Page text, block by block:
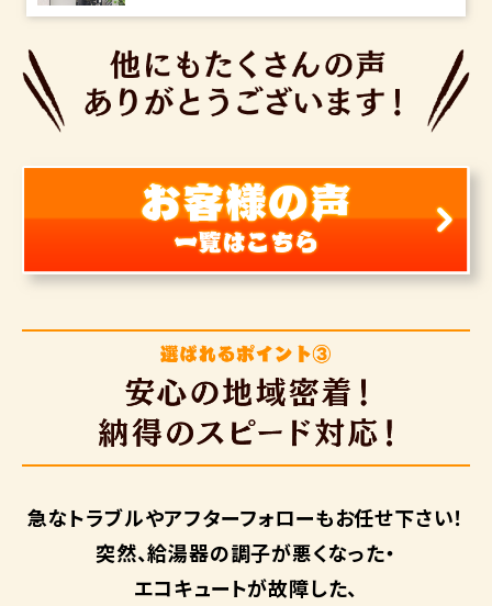
急なトラブルやアフターフォローもお任せ下さい！
突然、給湯器の調子が悪くなった・
エコキュートが故障した、